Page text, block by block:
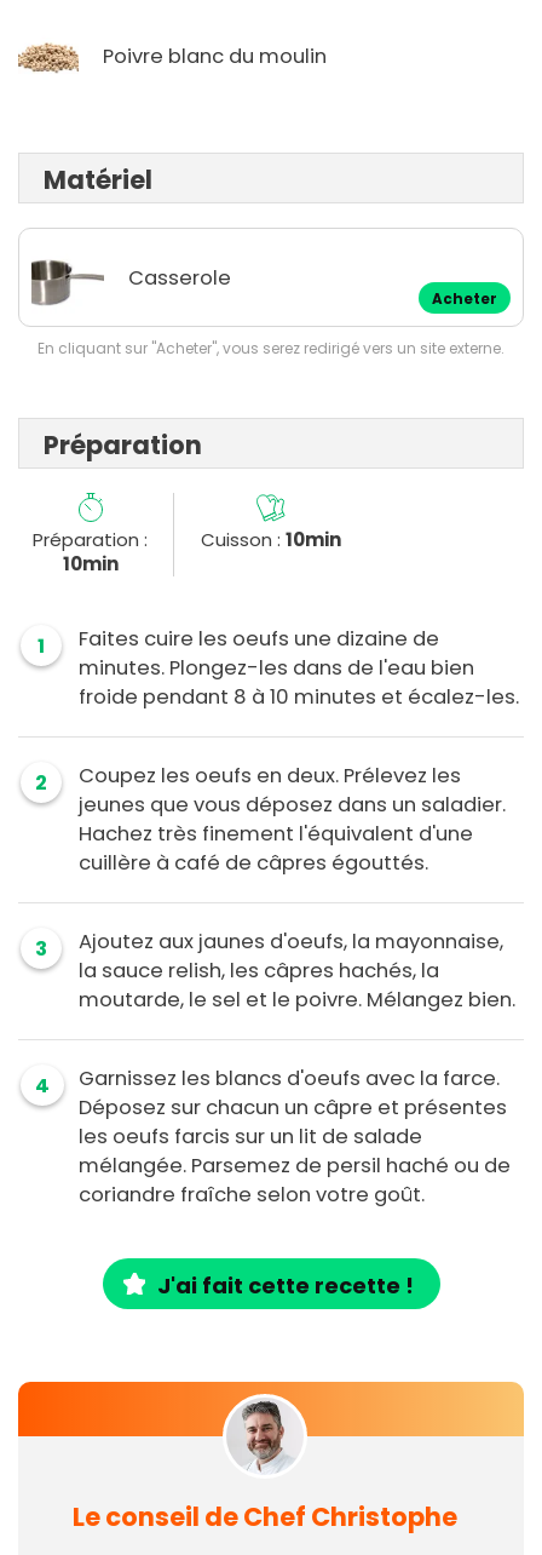
Poivre blanc du moulin
Matériel
Casserole
Acheter
En cliquant sur "Acheter", vous serez redirigé vers un site externe.
Préparation
Préparation :
10min
Cuisson : 10min
1
Faites cuire les oeufs une dizaine de
minutes. Plongez-les dans de l'eau bien
froide pendant 8 à 10 minutes et écalez-les.
2
Coupez les oeufs en deux. Prélevez les
jeunes que vous déposez dans un saladier.
Hachez très finement l'équivalent d'une
cuillère à café de câpres égouttés.
3
Ajoutez aux jaunes d'oeufs, la mayonnaise,
la sauce relish, les câpres hachés, la
moutarde, le sel et le poivre. Mélangez bien.
4
Garnissez les blancs d'oeufs avec la farce.
Déposez sur chacun un câpre et présentes
les oeufs farcis sur un lit de salade
mélangée. Parsemez de persil haché ou de
coriandre fraîche selon votre goût.
J'ai fait cette recette !
Le conseil de Chef Christophe